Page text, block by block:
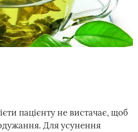
пацієнту не вистачає, щоб
Для усунення